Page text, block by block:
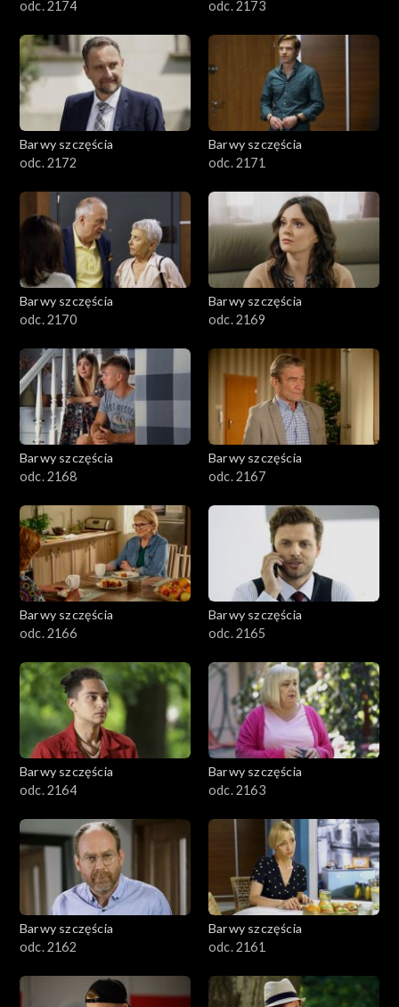
odc. 2174 odc. 2173
Barwy szczęścia
odc. 2172
Barwy szczęścia
odc. 2171
Barwy szczęścia
odc. 2170
Barwy szczęścia
odc. 2169
Barwy szczęścia
odc. 2168
Barwy szczęścia
odc. 2167
Barwy szczęścia
odc. 2166
Barwy szczęścia
odc. 2165
Barwy szczęścia
odc. 2164
Barwy szczęścia
odc. 2163
Barwy szczęścia
odc. 2162
Barwy szczęścia
odc. 2161